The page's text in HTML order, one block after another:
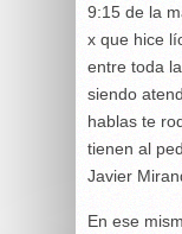
9:15 de la
x que hice
entre toda
siendo
hablas te
tienen al
Javier
En ese